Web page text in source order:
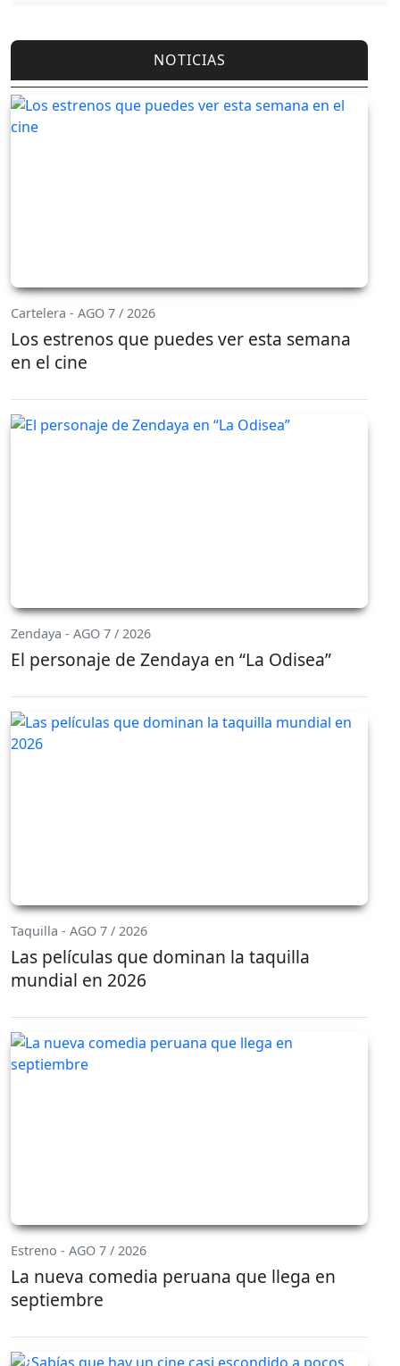
NOTICIAS
Cartelera - AGO 7 / 2026
Los estrenos que puedes ver esta semana
en el cine
Zendaya - AGO 7 / 2026
El personaje de Zendaya en “La Odisea”
Taquilla - AGO 7 / 2026
Las películas que dominan la taquilla
mundial en 2026
Estreno - AGO 7 / 2026
La nueva comedia peruana que llega en
septiembre